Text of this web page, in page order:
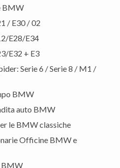
BMW
/ E30 / 02
E28/E34
E32 + E3
Serie 6 / Serie 8 / M1 /
BMW
auto BMW
le BMW classiche
Officine BMW e
BMW